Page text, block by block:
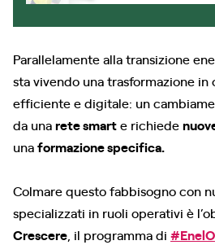
Parallelamente alla transizione
sta vivendo una trasformazione
efficiente e digitale: un
da unarete smarte richiede
unaformazione specifica.
Colmare questo fabbisogno con
specializzati in ruoli operativi è
Crescere , il programma di